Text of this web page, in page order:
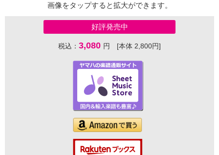
画像をタップすると拡大ができます。
好評発売中
税込： 3,080 円 [本体 2,800円]